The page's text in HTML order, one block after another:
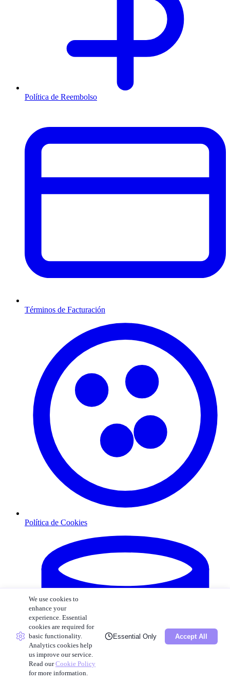
Política de Reembolso
Términos de Facturación
Política de Cookies
We use cookies to
enhance your
experience. Essential
cookies are required for
basic functionality.
Analytics cookies help
us improve our service.
Read our Cookie Policy
for more information.
Essential Only Accept All